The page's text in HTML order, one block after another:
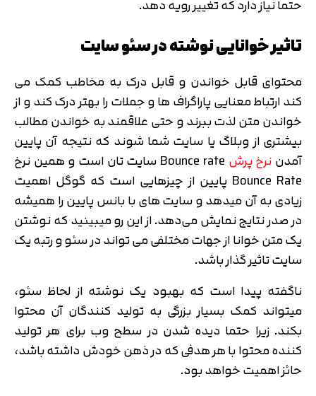
حتما نیاز دارد که تغییر رویه دهد.
تاثیر خوانایی نوشته در سئو سایت
محتوای قابل خواندن و قابل درک به مخاطب کمک می
کند ارتباط معنایی پاراگراف ها و جملات را بهتر درک کند و از
خواندن متن لذت ببرند و حتی علاقمند به خواندن مطالب
بیشتری از وبلاگ یا سایت شما شوند که نتیجه آن پایین
آمدننرخ پرش
Bounce rate سایت تان است و همین نرخ
Bounce Rate پایین از چیزهایی است که گوگل اهمیت
زیادی به آن میدهد و سایت های با بانس پایین را همیشه
در صدر نتایج نمایش می‌دهد. از این رو میبینید که نوشتن
یک متن خوانا از جهات مختلفی می تواند در سئو و رتبه یک
سایت تاثیر گذار باشد.
ناگفته پیدا است که بهبود یک نوشته از لحاظ سئو،
میتواند کمک بسیار بزرگی به تولید کنندگان آن محتوا
بکند. زیرا حتما دیده شدن در سطح وب برای هر تولید
کننده محتوا با هر هدفی که در ذهن خودش داشته باشد،
حائز اهمیت خواهد بود.